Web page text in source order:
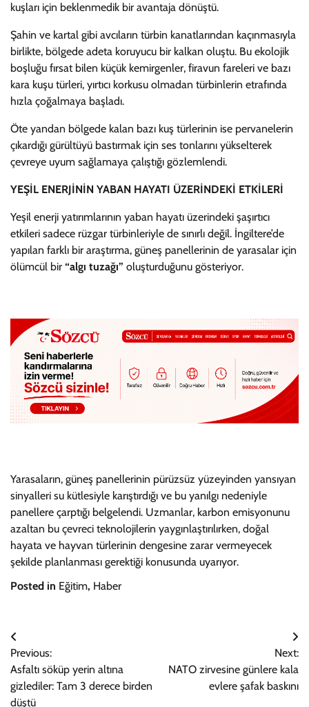
kuşları için beklenmedik bir avantaja dönüştü.
Şahin ve kartal gibi avcıların türbin kanatlarından kaçınmasıyla
birlikte, bölgede adeta koruyucu bir kalkan oluştu. Bu ekolojik
boşluğu fırsat bilen küçük kemirgenler, firavun fareleri ve bazı
kara kuşu türleri, yırtıcı korkusu olmadan türbinlerin etrafında
hızla çoğalmaya başladı.
Öte yandan bölgede kalan bazı kuş türlerinin ise pervanelerin
çıkardığı gürültüyü bastırmak için ses tonlarını yükselterek
çevreye uyum sağlamaya çalıştığı gözlemlendi.
YEŞİL ENERJİNİN YABAN HAYATI ÜZERİNDEKİ ETKİLERİ
Yeşil enerji yatırımlarının yaban hayatı üzerindeki şaşırtıcı
etkileri sadece rüzgar türbinleriyle de sınırlı değil. İngiltere’de
yapılan farklı bir araştırma, güneş panellerinin de yarasalar için
ölümcül bir “algı tuzağı” oluşturduğunu gösteriyor.
Yarasaların, güneş panellerinin pürüzsüz yüzeyinden yansıyan
sinyalleri su kütlesiyle karıştırdığı ve bu yanılgı nedeniyle
panellere çarptığı belgelendi. Uzmanlar, karbon emisyonunu
azaltan bu çevreci teknolojilerin yaygınlaştırılırken, doğal
hayata ve hayvan türlerinin dengesine zarar vermeyecek
şekilde planlanması gerektiği konusunda uyarıyor.
Posted in Eğitim, Haber
Yazı
gezinmesi
Previous:
Asfaltı söküp yerin altına
gizlediler: Tam 3 derece birden
düştü
Next:
NATO zirvesine günlere kala
evlere şafak baskını